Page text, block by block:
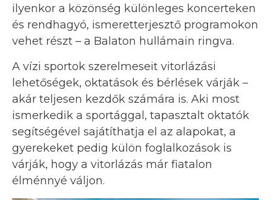
ilyenkor a közönség különleges koncerteken
és rendhagyó, ismeretterjesztő programokon
vehet részt – a Balaton hullámain ringva.
A vízi sportok szerelmeseit vitorlázási
lehetőségek, oktatások és bérlések várják –
akár teljesen kezdők számára is. Aki most
ismerkedik a sportággal, tapasztalt oktatók
segítségével sajátíthatja el az alapokat, a
gyerekeket pedig külön foglalkozások is
várják, hogy a vitorlázás már fiatalon
élménnyé váljon.